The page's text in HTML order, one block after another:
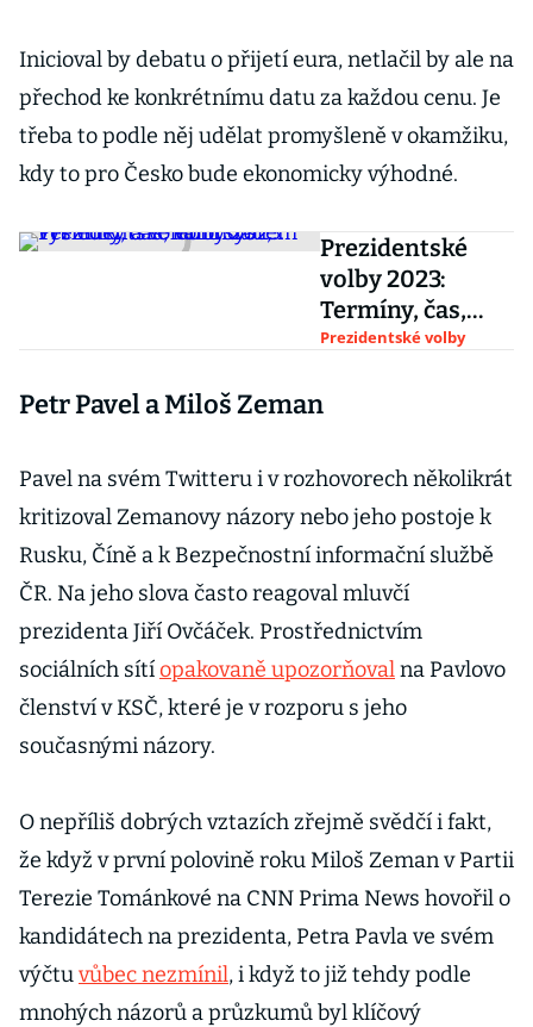
Inicioval by debatu o přijetí eura, netlačil by ale na
přechod ke konkrétnímu datu za každou cenu. Je
třeba to podle něj udělat promyšleně v okamžiku,
kdy to pro Česko bude ekonomicky výhodné.
Prezidentské
volby 2023:
Termíny, čas,
kandidáti,
volební systém
Prezidentské volby
Petr Pavel a Miloš Zeman
Pavel na svém Twitteru i v rozhovorech několikrát
kritizoval Zemanovy názory nebo jeho postoje k
Rusku, Číně a k Bezpečnostní informační službě
ČR. Na jeho slova často reagoval mluvčí
prezidenta Jiří Ovčáček. Prostřednictvím
sociálních sítíopakovaně upozorňovalna Pavlovo
členství v KSČ, které je v rozporu s jeho
současnými názory.
O nepříliš dobrých vztazích zřejmě svědčí i fakt,
že když v první polovině roku Miloš Zeman v Partii
Terezie Tománkové na CNN Prima News hovořil o
kandidátech na prezidenta, Petra Pavla ve svém
výčtuvůbec nezmínil, i když to již tehdy podle
mnohých názorů a průzkumů byl klíčový